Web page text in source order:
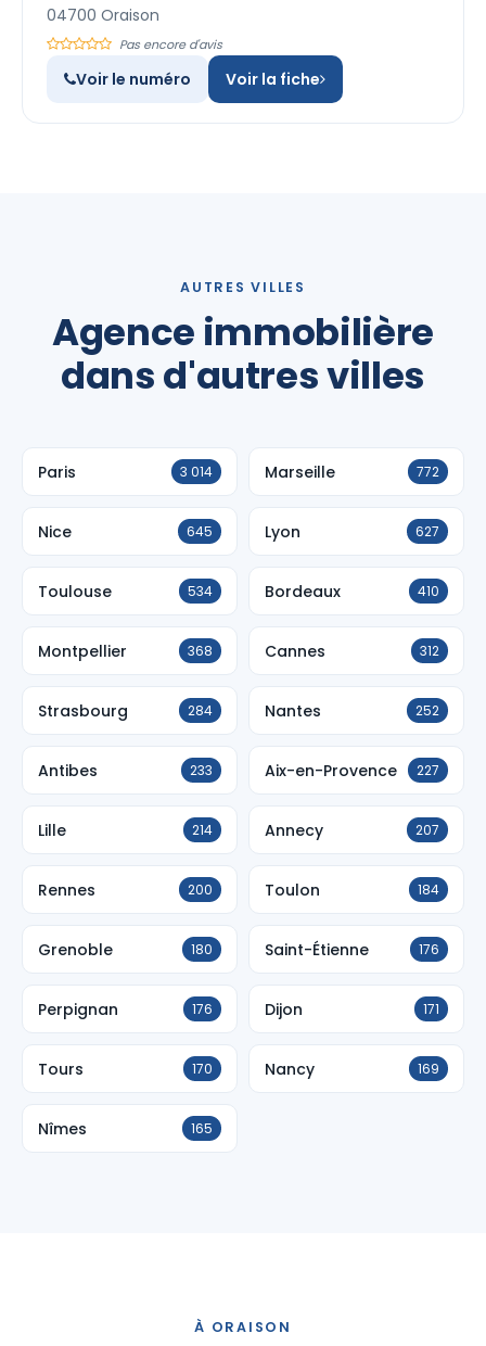
04700 Oraison
Pas encore d'avis
Voir le numéro Voir la fiche
AUTRES VILLES
Agence immobilière
dans d'autres villes
Paris 3 014 Marseille 772
Nice 645 Lyon 627
Toulouse 534 Bordeaux 410
Montpellier 368 Cannes 312
Strasbourg 284 Nantes 252
Antibes 233 Aix-en-Provence 227
Lille 214 Annecy 207
Rennes 200 Toulon 184
Grenoble 180 Saint-Étienne 176
Perpignan 176 Dijon 171
Tours 170 Nancy 169
Nîmes 165
À ORAISON